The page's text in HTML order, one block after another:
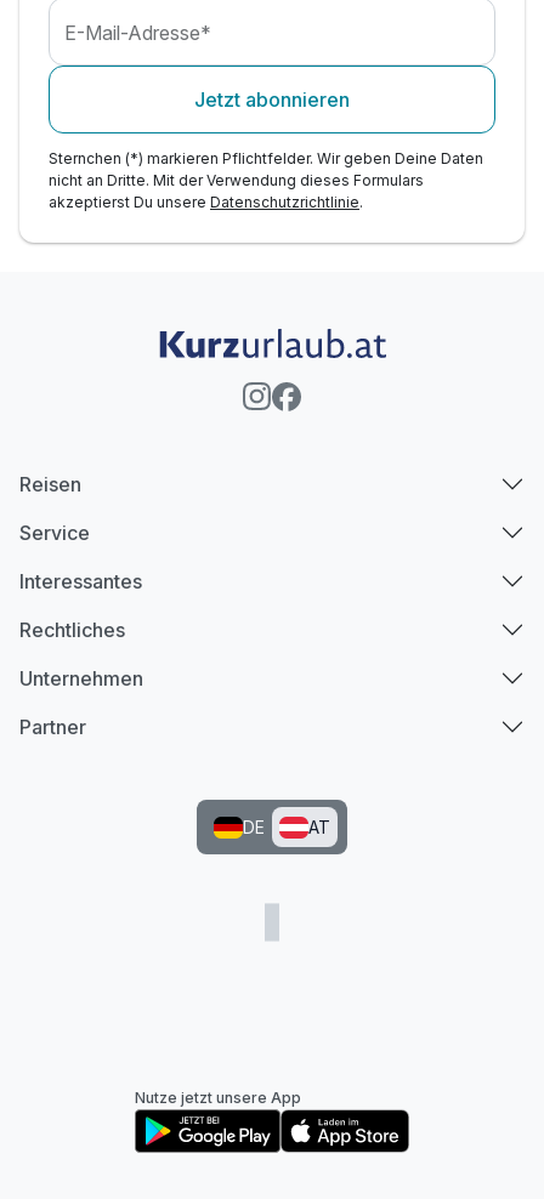
E-Mail-Adresse*
Jetzt abonnieren
Sternchen (*) markieren Pflichtfelder. Wir geben Deine Daten
nicht an Dritte. Mit der Verwendung dieses Formulars
akzeptierst Du unsere Datenschutzrichtlinie.
Reisen
Service
Interessantes
Rechtliches
Unternehmen
Partner
DE AT
Nutze jetzt unsere App